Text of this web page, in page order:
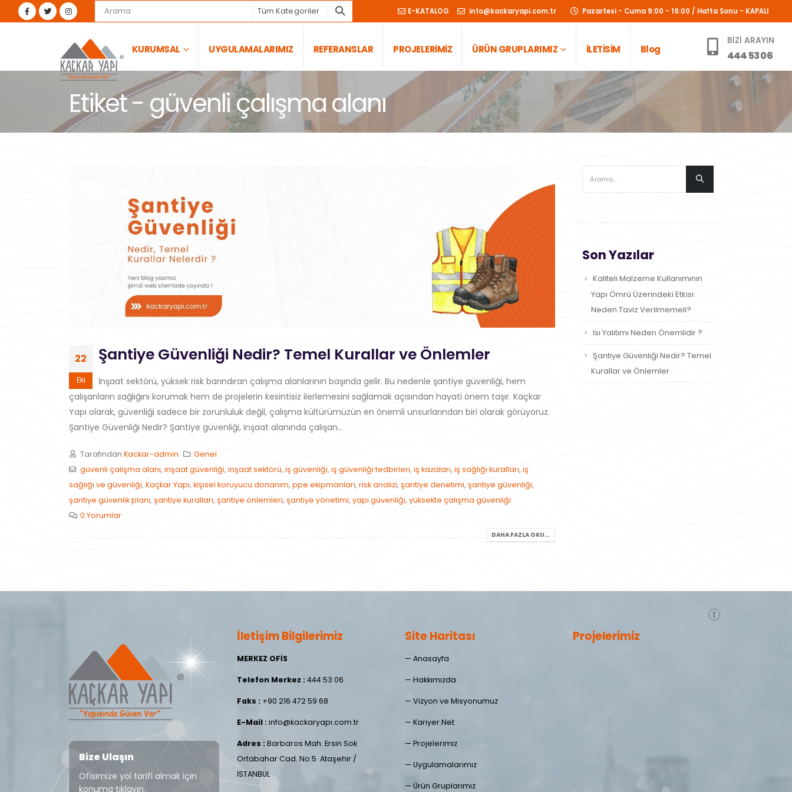
Tüm Kategoriler E-KATALOG info@kackaryapi.com.tr Pazartesi - Cuma 9:00 - 19:00 / Hafta Sonu - KAPALI
KURUMSAL UYGULAMALARIMIZ REFERANSLAR PROJELERİMİZ ÜRÜN GRUPLARIMIZ İLETİSİM Blog
BİZİ ARAYIN
444 53 06
Etiket - güvenli çalışma alanı
22
Eki
Şantiye Güvenliği Nedir? Temel Kurallar ve Önlemler
İnşaat sektörü, yüksek risk barındıran çalışma alanlarının başında gelir. Bu nedenle şantiye güvenliği, hem
çalışanların sağlığını korumak hem de projelerin kesintisiz ilerlemesini sağlamak açısından hayati önem taşır. Kaçkar
Yapı olarak, güvenliği sadece bir zorunluluk değil, çalışma kültürümüzün en önemli unsurlarından biri olarak görüyoruz.
Şantiye Güvenliği Nedir? Şantiye güvenliği, inşaat alanında çalışan...
Tarafından Kackar-admin
Genel
güvenli çalışma alanı, inşaat güvenliği, inşaat sektörü, iş güvenliği, iş güvenliği tedbirleri, iş kazaları, iş sağlığı kuralları, iş
sağlığı ve güvenliği, Kaçkar Yapı, kişisel koruyucu donanım, ppe ekipmanları, risk analizi, şantiye denetimi, şantiye güvenliği,
şantiye güvenlik planı, şantiye kuralları, şantiye önlemleri, şantiye yönetimi, yapı güvenliği, yüksekte çalışma güvenliği
0 Yorumlar
DAHA FAZLA OKU...
Son Yazılar
Kaliteli Malzeme Kullanımının
Yapı Ömrü Üzerindeki Etkisi:
Neden Taviz Verilmemeli?
Isı Yalıtımı Neden Önemlidir ?
Şantiye Güvenliği Nedir? Temel
Kurallar ve Önlemler
Bize Ulaşın
Ofisimize yol tarifi almak için
konuma tıklayın.
İletişim Bilgilerimiz
MERKEZ OFİS
Telefon Merkez : 444 53 06
Faks : +90 216 472 59 68
E-Mail : info@kackaryapi.com.tr
Adres : Barbaros Mah. Ersin Sok
Ortabahar Cad. No:5 Ataşehir /
İSTANBUL
Site Haritası
—Anasayfa
—Hakkımızda
—Vizyon ve Misyonumuz
—Kariyer.Net
—Projelerimiz
—Uygulamalarımız
—Ürün Gruplarımız
Projelerimiz